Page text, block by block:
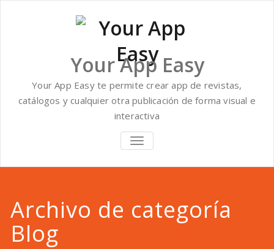
Your App Easy
Your App Easy te permite crear app de revistas,
catálogos y cualquier otra publicación de forma visual e
interactiva
ALTERNAR
NAVEGACIÓN
Archivo de categoría
Blog